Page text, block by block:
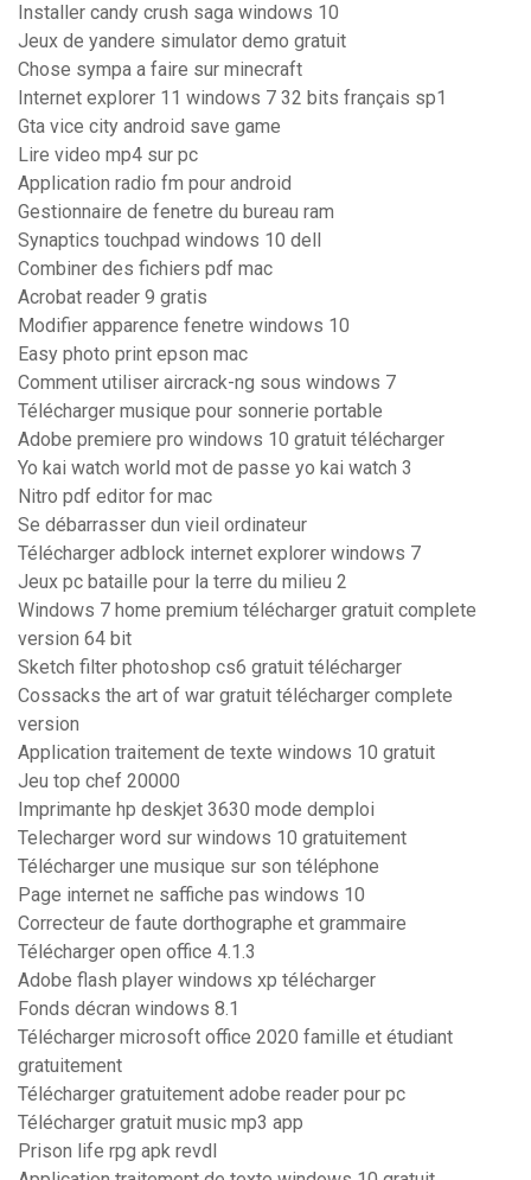
Installer candy crush saga windows 10
Jeux de yandere simulator demo gratuit
Chose sympa a faire sur minecraft
Internet explorer 11 windows 7 32 bits français sp1
Gta vice city android save game
Lire video mp4 sur pc
Application radio fm pour android
Gestionnaire de fenetre du bureau ram
Synaptics touchpad windows 10 dell
Combiner des fichiers pdf mac
Acrobat reader 9 gratis
Modifier apparence fenetre windows 10
Easy photo print epson mac
Comment utiliser aircrack-ng sous windows 7
Télécharger musique pour sonnerie portable
Adobe premiere pro windows 10 gratuit télécharger
Yo kai watch world mot de passe yo kai watch 3
Nitro pdf editor for mac
Se débarrasser dun vieil ordinateur
Télécharger adblock internet explorer windows 7
Jeux pc bataille pour la terre du milieu 2
Windows 7 home premium télécharger gratuit complete
version 64 bit
Sketch filter photoshop cs6 gratuit télécharger
Cossacks the art of war gratuit télécharger complete
version
Application traitement de texte windows 10 gratuit
Jeu top chef 20000
Imprimante hp deskjet 3630 mode demploi
Telecharger word sur windows 10 gratuitement
Télécharger une musique sur son téléphone
Page internet ne saffiche pas windows 10
Correcteur de faute dorthographe et grammaire
Télécharger open office 4.1.3
Adobe flash player windows xp télécharger
Fonds décran windows 8.1
Télécharger microsoft office 2020 famille et étudiant
gratuitement
Télécharger gratuitement adobe reader pour pc
Télécharger gratuit music mp3 app
Prison life rpg apk revdl